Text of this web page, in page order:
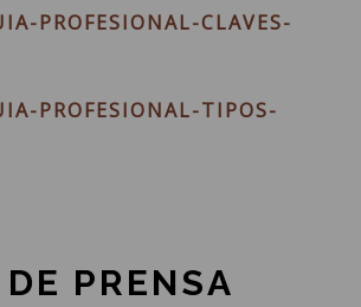
PROFESIONAL-CLAVES-
PROFESIONAL-TIPOS-
PRENSA